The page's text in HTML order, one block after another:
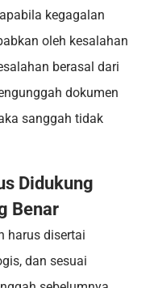
kegagalan
oleh kesalahan
berasal dari
dokumen
sanggah tidak
Didukung
Benar
harus disertai
dan sesuai